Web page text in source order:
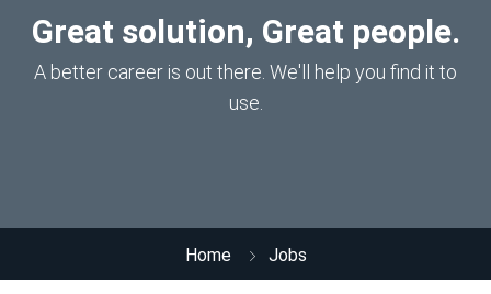
Great solution, Great people.
A better career is out there. We'll help you find it to
use.
Home Jobs